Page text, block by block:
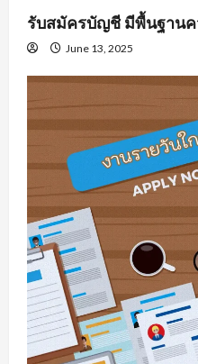
รับสมัครบัญชี มีพื้นฐาน
June 13, 2025